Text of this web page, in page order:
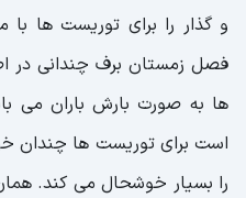
و گذار را برای توریست ها
فصل زمستان برف چندانی در
ها به صورت بارش باران می
است برای توریست ها چندان
را بسیار خوشحال می کند.